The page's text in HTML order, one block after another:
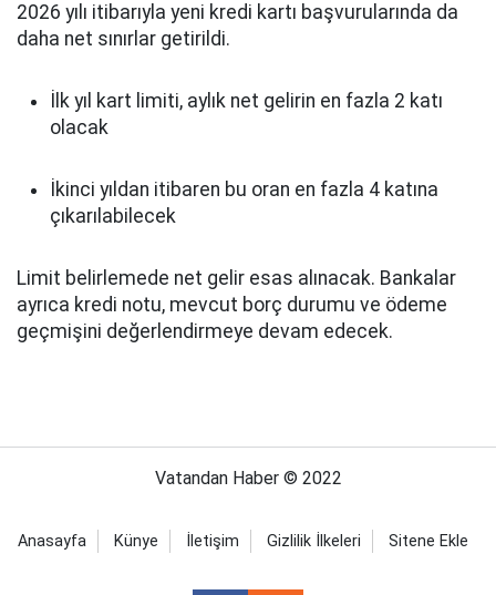
2026 yılı itibarıyla yeni kredi kartı başvurularında da
daha net sınırlar getirildi.
İlk yıl kart limiti, aylık net gelirin en fazla 2 katı
olacak
İkinci yıldan itibaren bu oran en fazla 4 katına
çıkarılabilecek
Limit belirlemede net gelir esas alınacak. Bankalar
ayrıca kredi notu, mevcut borç durumu ve ödeme
geçmişini değerlendirmeye devam edecek.
Vatandan Haber © 2022
Anasayfa Künye İletişim Gizlilik İlkeleri Sitene Ekle